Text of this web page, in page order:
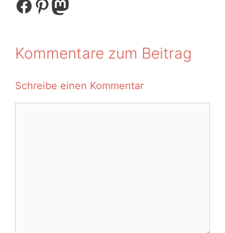
Facebook
Pinterest
Mastodon
Kommentare zum Beitrag
Schreibe einen Kommentar